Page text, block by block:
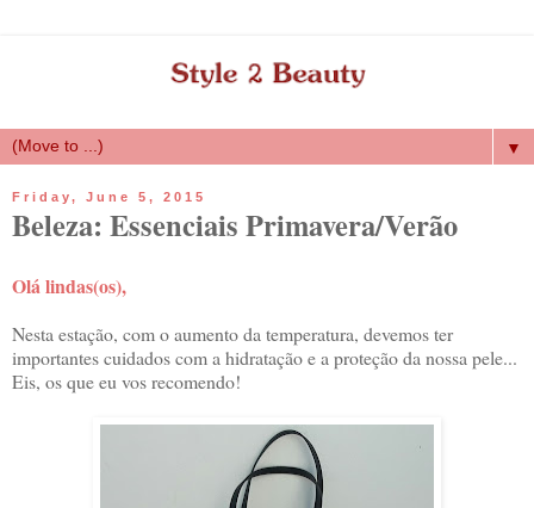
▼
Friday, June 5, 2015
Beleza: Essenciais Primavera/Verão
Olá lindas(os),
Nesta estação, com o aumento da temperatura, devemos ter
importantes cuidados com a hidratação e a proteção da nossa pele...
Eis, os que eu vos recomendo!